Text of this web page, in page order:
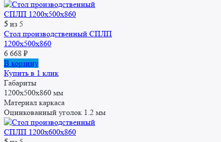
5 из 5
Стол производственный СПЛП
1200х500х860
6 668 ₽
В корзину
Купить в 1 клик
Габариты
1200x500x860 мм
Материал каркаса
Оцинкованный уголок 1.2 мм